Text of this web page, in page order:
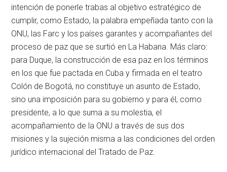
intención de ponerle trabas al objetivo estratégico de
cumplir, como Estado, la palabra empeñada tanto con la
ONU, las Farc y los países garantes y acompañantes del
proceso de paz que se surtió en La Habana. Más claro:
para Duque, la construcción de esa paz en los términos
en los que fue pactada en Cuba y firmada en el teatro
Colón de Bogotá, no constituye un asunto de Estado,
sino una imposición para su gobierno y para él, como
presidente, a lo que suma a su molestia, el
acompañamiento de la ONU a través de sus dos
misiones y la sujeción misma a las condiciones del orden
jurídico internacional del Tratado de Paz.